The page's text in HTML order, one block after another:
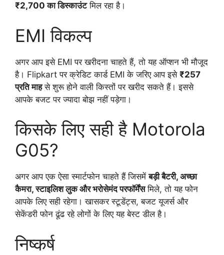
₹2,700 का डिस्काउंटमिल रहा है।
EMI विकल्प
अगर आप इसे EMI पर खरीदना चाहते हैं, तो यह ऑप्शन भी मौजूद
है। Flipkart पर क्रेडिट कार्ड EMI के जरिए आप इसे ₹257
प्रति माहसे शुरू होने वाली किस्तों पर खरीद सकते हैं। इससे
आपके बजट पर ज्यादा बोझ नहीं पड़ेगा।
किसके लिए सही है Motorola
G05?
अगर आप एक ऐसा स्मार्टफोन चाहते हैं जिसमेंबड़ी बैटरी, अच्छा
कैमरा, स्टाइलिश लुक और भरोसेमंद परफॉर्मेंसमिले, तो यह फोन
आपके लिए सही रहेगा। खासकर स्टूडेंट्स, बजट यूजर्स और
सेकेंडरी फोन ढूंढ रहे लोगों के लिए यह बेस्ट डील है।
निष्कर्ष